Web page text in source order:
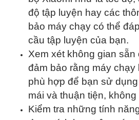
độ tập luyện hay các
bảo máy chạy có thể
cầu tập luyện của bạn.
Xem xét không gian sẵn
đảm bảo rằng máy
phù hợp để bạn sử
mái và thuận tiện,
Kiểm tra những tính